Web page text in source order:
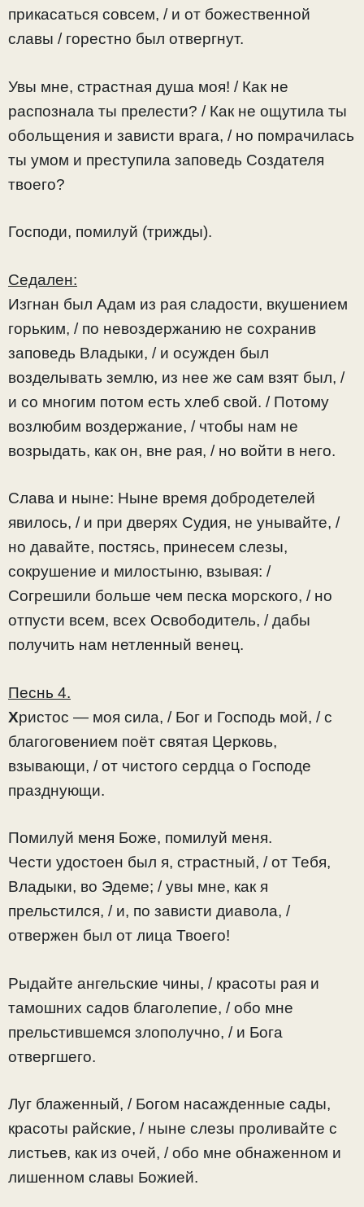
прикасаться совсем, / и от божественной
славы / горестно был отвергнут.
Увы мне, страстная душа моя! / Как не
распознала ты прелести? / Как не ощутила ты
обольщения и зависти врага, / но помрачилась
ты умом и преступила заповедь Создателя
твоего?
Господи, помилуй (трижды).
Седален:
Изгнан был Адам из рая сладости, вкушением
горьким, / по невоздержанию не сохранив
заповедь Владыки, / и осужден был
возделывать землю, из нее же сам взят был, /
и со многим потом есть хлеб свой. / Потому
возлюбим воздержание, / чтобы нам не
возрыдать, как он, вне рая, / но войти в него.
Слава и ныне: Ныне время добродетелей
явилось, / и при дверях Судия, не унывайте, /
но давайте, постясь, принесем слезы,
сокрушение и милостыню, взывая: /
Согрешили больше чем песка морского, / но
отпусти всем, всех Освободитель, / дабы
получить нам нетленный венец.
Песнь 4.
Христос — моя сила, / Бог и Господь мой, / с
благоговением поёт святая Церковь,
взывающи, / от чистого сердца о Господе
празднующи.
Помилуй меня Боже, помилуй меня.
Чести удостоен был я, страстный, / от Тебя,
Владыки, во Эдеме; / увы мне, как я
прельстился, / и, по зависти диавола, /
отвержен был от лица Твоего!
Рыдайте ангельские чины, / красоты рая и
тамошних садов благолепие, / обо мне
прельстившемся злополучно, / и Бога
отвергшего.
Луг блаженный, / Богом насажденные сады,
красоты райские, / ныне слезы проливайте с
листьев, как из очей, / обо мне обнаженном и
лишенном славы Божией.